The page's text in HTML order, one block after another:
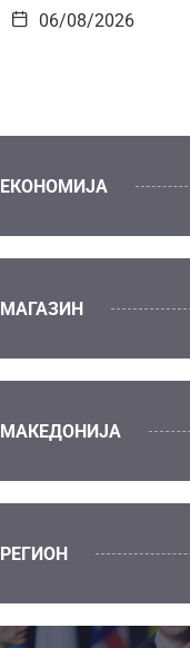
06/08/2026
ЕКОНОМИЈА
МАГАЗИН
МАКЕДОНИЈА
РЕГИОН